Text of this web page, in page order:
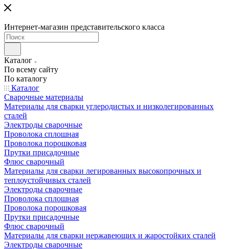
Интернет-магазин представительского класса
Каталог
По всему сайту
По каталогу
Каталог
Сварочные материалы
Материалы для сварки углеродистых и низколегированных
сталей
Электроды сварочные
Проволока сплошная
Проволока порошковая
Прутки присадочные
Флюс сварочный
Материалы для сварки легированных высокопрочных и
теплоустойчивых сталей
Электроды сварочные
Проволока сплошная
Проволока порошковая
Прутки присадочные
Флюс сварочный
Материалы для сварки нержавеющих и жаростойких сталей
Электроды сварочные